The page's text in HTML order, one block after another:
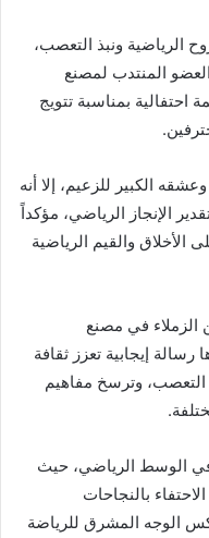
ونبذ التعصب،
المنتدب لمصنع
احتفالية بمناسبة تتويج
الكبير للزعيم، إلا أنه
الإنجاز الرياضي، مؤكداً
الأخلاق والقيم الرياضية
الزملاء في مصنع
إيجابية تعزز ثقافة
التعصب، وترسخ مفاهيم
في الوسط الرياضي، حيث
بالنجاحات
الوجه المشرق للرياضة